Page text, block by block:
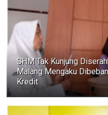
SHM Tak Kunjung
Malang Mengaku
Kredit